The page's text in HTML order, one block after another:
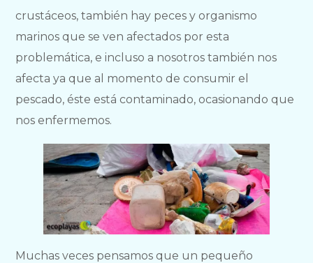
crustáceos, también hay peces y organismo
marinos que se ven afectados por esta
problemática, e incluso a nosotros también nos
afecta ya que al momento de consumir el
pescado, éste está contaminado, ocasionando que
nos enfermemos.
Muchas veces pensamos que un pequeño